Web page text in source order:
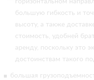
горизонтальном
большую гибкость и
высоту, а также
стоимость, удобней
аренду, поскольку это
достоинствам такого
большая